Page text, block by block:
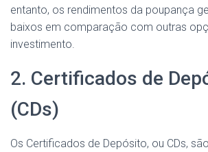
entanto, os rendimentos da poupança
baixos em comparação com outras
investimento.
2. Certificados de
(CDs)
Os Certificados de Depósito, ou CDs,